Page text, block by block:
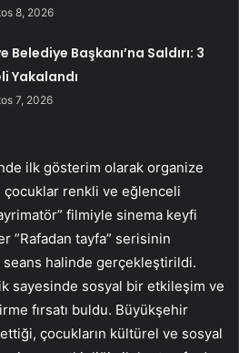
8, 2026
Belediye Başkanı’na Saldırı: 3
Yakalandı
7, 2026
ilk gösterim olarak organize
çocuklar renkli ve eğlenceli
filmiyle sinema keyfi
”Rafadan tayfa” serisinin
halinde gerçekleştirildi.
sayesinde sosyal bir etkileşim ve
fırsatı buldu. Büyükşehir
çocukların kültürel ve sosyal